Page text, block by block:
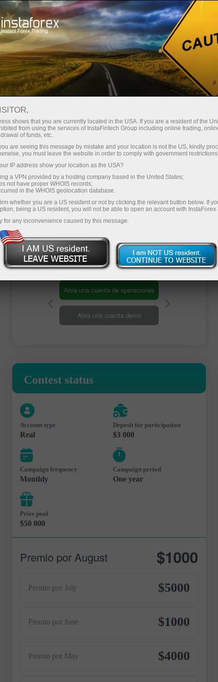
Campaigns Contests Chancy Deposit
Chancy Deposit
Deposit your account with $3,000 and get
$1000more!
In August we raffle$1000within the Chancy
Deposit campaign!
Get a chance to win by depositing $3,000 to a
trading account. Having fulfilled this condition,
you become a campaign participant.
Abra una cuenta de operaciones
Abra una cuenta demo
Contest status
Account type
Real
Deposit for participation
$3 000
Campaign frequency
Monthly
Campaign period
One year
Prize pool
$50 000
$1000
Premio por August
Premio por July $5000
Premio por June $1000
Premio por May $4000
shows that you are currently located in the USA. If you are a resident of the
from using the services of InstaFintech Group including online trading,
of funds, etc.
are seeing this message by mistake and your location is not the US, kindly
you must leave the website in order to comply with government
IP address show your location as the USA?
a VPN provided by a hosting company based in the United States;
not have proper WHOIS records;
in the WHOIS geolocation database.
whether you are a US resident or not by clicking the relevant button below. If
being a US resident, you will not be able to open an account with InstaForex
for any inconvenience caused by this message.